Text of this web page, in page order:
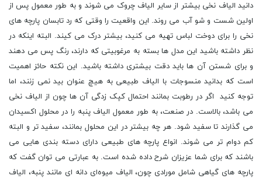
دانید الیاف نخی بیشتر از سایر الیاف چروک می‌ شوند و به طور معمول پس از
اولین شست ‌و شو آب می‌ روند. این واقعیت را وقتی که رد تابسان پارچه های
نخی را برای دوخت لباس تهیه می کنید، بیشتر درک می کیند. البته اینکه در
نظر داشته باشید این مدل‌ ها بسته به مرغوبیتی که دارند، رنگ پس می ‌دهند
و برای شستن آن ‌ها باید دقت بیشتری داشته باشید. این نکته حائز اهمیت
است که بدانید منسوجات با الیاف طبیعی به ‌هیچ ‌عنوان بید نمی ‌زنند، اما
توجه کنید اگر در رطوبت بمانند احتمال کپک‌ زدگی آن‌ ها چون از الیاف نخی
می باشد، بالاست. در صنعت، به طور معمول الیاف پنبه را در محلول اکسیدان
می ‌گذارند تا سفید شود. هر چه بیشتر در این محلول بمانند، سفید تر و البته
کم ‌دوام ‌تر می‌ شوند. انواع پارچه های طبیعی دارای دسته بندی هایی می
باشند که برای شما عزیزان شرح داده شده است. به عبارتی می توان گفت که
پارچه های گیاهی شامل مورادی چون، الیاف میوه‌ای دانه ‌ای مانند پنبه، الیاف